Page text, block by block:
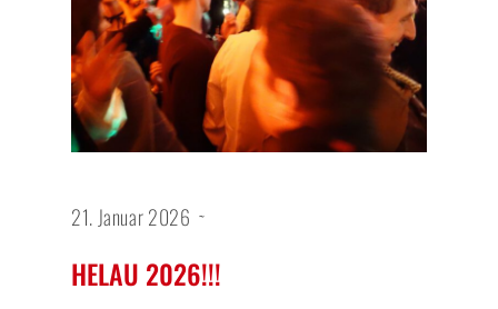
21. Januar 2026
HELAU 2026!!!